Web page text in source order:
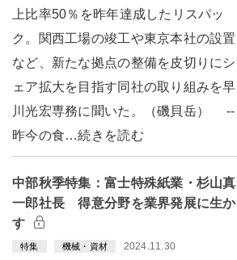
上比率50％を昨年達成したリスパッ
ク。関西工場の竣工や東京本社の設置
など、新たな拠点の整備を皮切りにシ
ェア拡大を目指す同社の取り組みを早
川光宏専務に聞いた。（磯貝岳） --
昨今の食…続きを読む
中部秋季特集：富士特殊紙業・杉山真
一郎社長 得意分野を業界発展に生か
す
特集 機械・資材 2024.11.30